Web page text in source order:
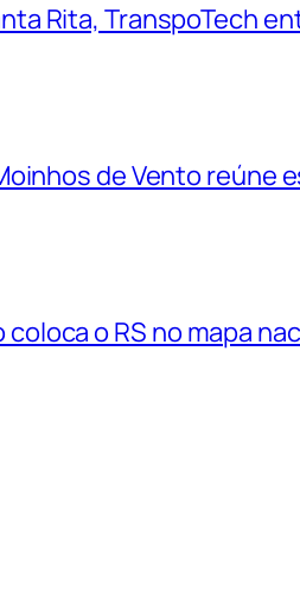
Rita, TranspoTech
de Vento reúne
o RS no mapa